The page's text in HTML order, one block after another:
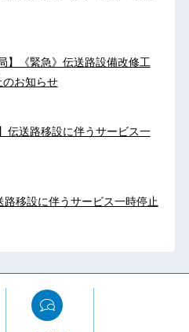
】《緊急》伝送路設備改修工
お知らせ
伝送路移設に伴うサービス一
移設に伴うサービス一時停止